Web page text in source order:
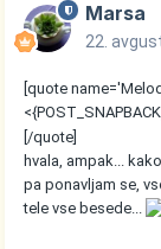
Marsa
22.
[quote
[/quote]
hvala, ampak...
pa ponavljam se,
tele vse besede...